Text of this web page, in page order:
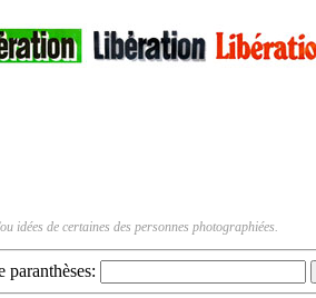
idées de certaines des personnes photographiées.
paranthèses: